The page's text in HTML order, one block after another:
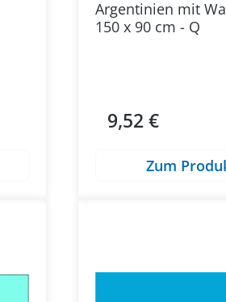
Argentinien mit
150 x 90 cm - Q
Regulärer Preis:
9,52 €
Zum